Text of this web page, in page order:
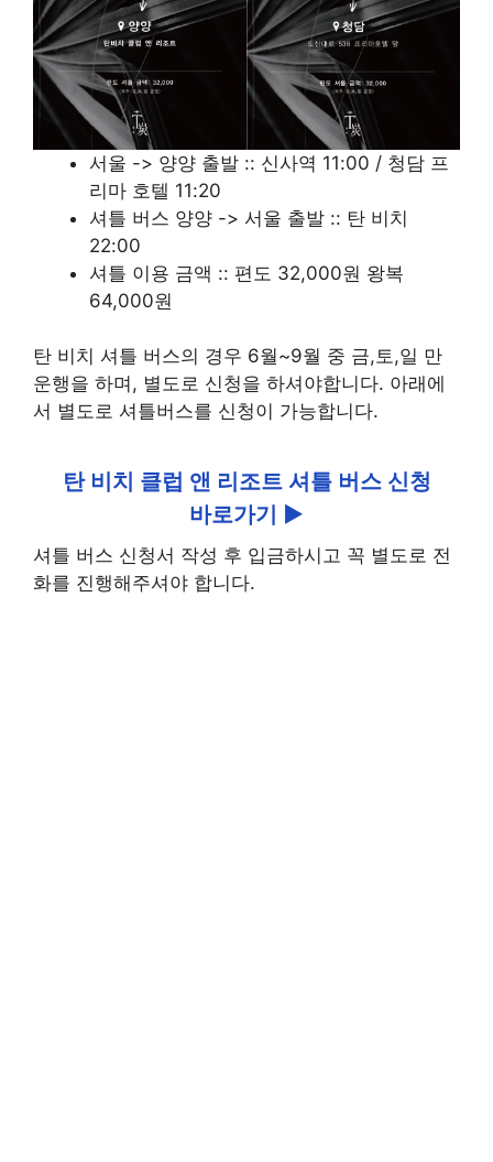
서울 -> 양양 출발 :: 신사역 11:00 / 청담 프
리마 호텔 11:20
셔틀 버스 양양 -> 서울 출발 :: 탄 비치
22:00
셔틀 이용 금액 :: 편도 32,000원 왕복
64,000원
탄 비치 셔틀 버스의 경우 6월~9월 중 금,토,일 만
운행을 하며, 별도로 신청을 하셔야합니다. 아래에
서 별도로 셔틀버스를 신청이 가능합니다.
탄 비치 클럽 앤 리조트 셔틀 버스 신청
바로가기 ▶
셔틀 버스 신청서 작성 후 입금하시고 꼭 별도로 전
화를 진행해주셔야 합니다.